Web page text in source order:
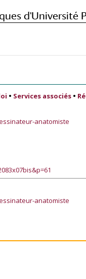
d'Université
• Services associés •
anatomiste
anatomiste